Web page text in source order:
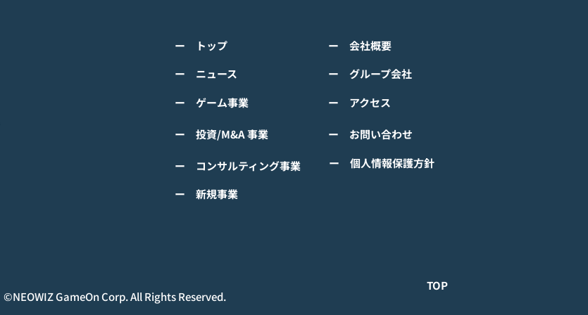
超伝導体！最高のスリックバ
ス】 K-POPアイドル応援アプリ
体！最高のスリックバック・チャ
のぼの なにしてる？』<span
class="space"></span>グロ
詳しくは下記PDFをご確認くださ
い。 【ゲームオン プレスリリ
ース】 TVアニメーション 『ぼの
ぼの なにしてる？』事前登録受
ー トップ
ー ニュース
ー ゲーム事業
ー 投資/M&A 事業
ー コンサルティング事業
ー 会社概要
ー グループ会社
ー アクセス
ー お問い合わせ
ー 個人情報保護方針
ー 新規事業
©︎NEOWIZ GameOn Corp. All Rights Reserved.
TOP